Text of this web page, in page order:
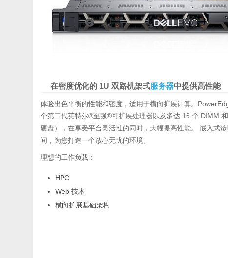
在密度优化的 1U 双路机架式服务器中提供高性能
体验出色平衡的性能和密度，适用于横向扩展计算。
个第二代英特尔®至强®可扩展处理器以及多达 16 个 DIMM
硬盘），在享受平台灵活性的同时，大幅提高性能。 嵌入式
间，为您打造一个放心无忧的环境。
理想的工作负载：
HPC
Web 技术
横向扩展基础架构